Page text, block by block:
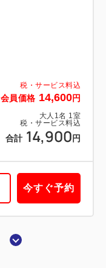
税・サービス料込
会員価格 14,600円
大人 1名 1室
税・サービス料込
合計 14,900 円
今すぐ予約